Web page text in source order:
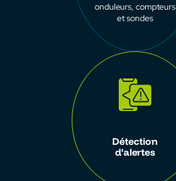
onduleurs, compteurs
et sondes
Détection
d’alertes